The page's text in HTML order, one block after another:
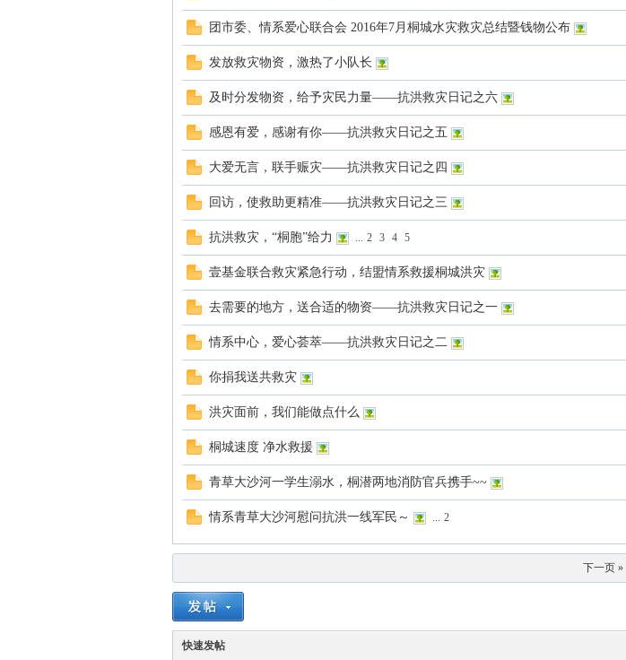
爱
心
团市委、情系爱心联合会 2016年7月桐城水灾救灾总结暨钱物公布
发放救灾物资，激热了小队长
及时分发物资，给予灾民力量——抗洪救灾日记之六
感恩有爱，感谢有你——抗洪救灾日记之五
大爱无言，联手赈灾——抗洪救灾日记之四
回访，使救助更精准——抗洪救灾日记之三
抗洪救灾，“桐胞”给力 ... 2 3 4 5
壹基金联合救灾紧急行动，结盟情系救援桐城洪灾
去需要的地方，送合适的物资——抗洪救灾日记之一
情系中心，爱心荟萃——抗洪救灾日记之二
你捐我送共救灾
洪灾面前，我们能做点什么
桐城速度 净水救援
青草大沙河一学生溺水，桐潜两地消防官兵携手~~
情系青草大沙河慰问抗洪一线军民～ ... 2
下一页 »
快速发帖